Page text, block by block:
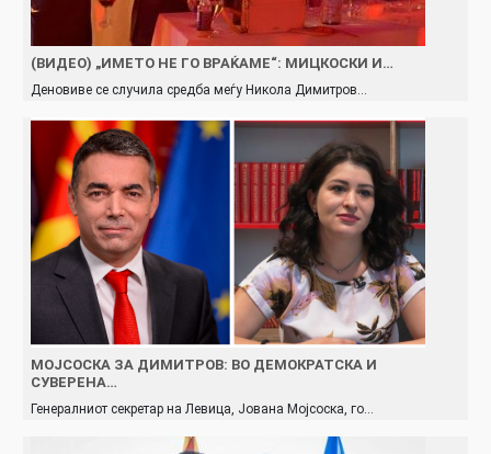
(ВИДЕО) „ИМЕТО НЕ ГО ВРАЌАМЕ“: МИЦКОСКИ И…
Деновиве се случила средба меѓу Никола Димитров…
МОЈСОСКА ЗА ДИМИТРОВ: ВО ДЕМОКРАТСКА И
СУВЕРЕНА…
Генералниот секретар на Левица, Јована Мојсоска, го…